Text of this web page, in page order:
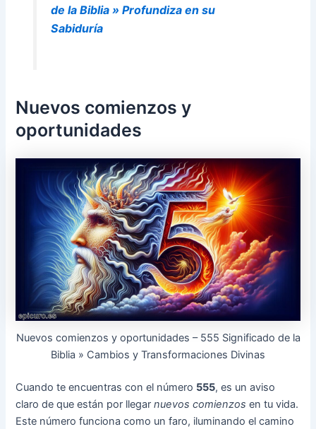
de la Biblia » Profundiza en su
Sabiduría
Nuevos comienzos y
oportunidades
Nuevos comienzos y oportunidades – 555 Significado de la
Biblia » Cambios y Transformaciones Divinas
Cuando te encuentras con el número 555, es un aviso
claro de que están por llegarnuevos comienzos en tu vida.
Este número funciona como un faro, iluminando el camino